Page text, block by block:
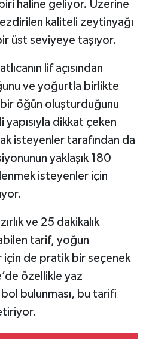
haline geliyor. Üzerine
kaliteli zeytinyağı
üst seviyeye taşıyor.
lif açısından
ve yoğurtla birlikte
öğün oluşturduğunu
dikkat çeken
isteyenler tarafından da
yaklaşık 180
isteyenler için
ve 25 dakikalık
tarif, yoğun
için de pratik bir seçenek
özellikle yaz
bulunması, bu tarifi